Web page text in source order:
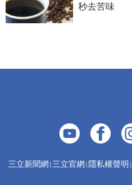
秒去苦味
三立新聞網 三立官網 隱私權聲明